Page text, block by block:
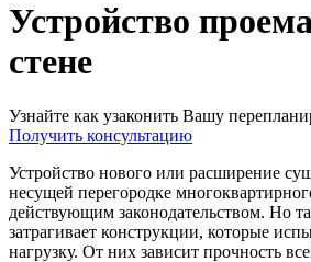
Устройство
стене
Узнайте как узаконить Вашу
Получить консультацию
Устройство нового или расширение
несущей перегородке
действующим законодательством. Но
затрагивает конструкции, которые
нагрузку. От них зависит прочность